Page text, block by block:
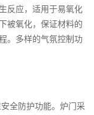
反应，适用于易氧化
被氧化，保证材料的
。多样的气氛控制功
全防护功能。炉门采